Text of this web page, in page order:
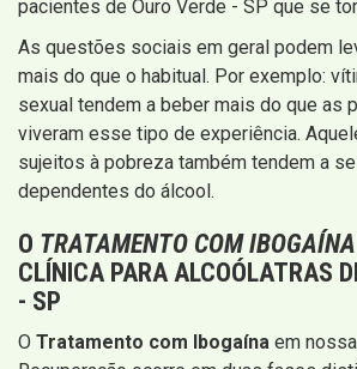
pacientes de Ouro Verde - SP que se
As questões sociais em geral podem
mais do que o habitual. Por exemplo:
sexual tendem a beber mais do que as
viveram esse tipo de experiência.
sujeitos à pobreza também tendem a
dependentes do álcool.
O TRATAMENTO COM IBOGAÍNA
CLÍNICA PARA ALCOÓLATRAS
- SP
O Tratamento com Ibogaína em